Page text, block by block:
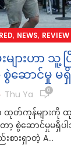
, NEWS, REVIEW
ျားဟာ သူ့ပ
ဆောင်မှု မရှိ
Thu Ya 0
ထုတ်ကုန်များကို
စွဲဆောင်မှုမရှိပ
စားရှာတဲ့ A...